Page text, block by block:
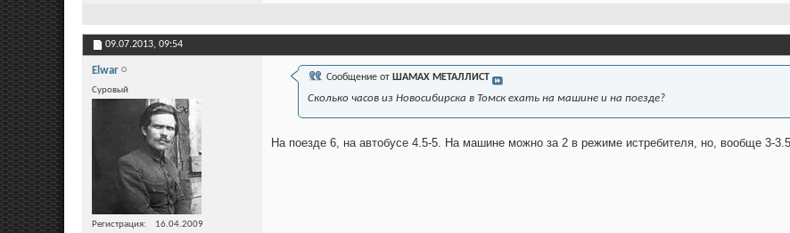
09.07.2013, 09:54
Elwar
Суровый
Регистрация
16.04.2009
Сообщение от ШАМАХ МЕТАЛЛИСТ
Сколько часов из Новосибирска в Томск ехать на машине и на поезде?
На поезде 6, на автобусе 4.5-5. На машине можно за 2 в режиме истребителя, но, вообще 3-3.5